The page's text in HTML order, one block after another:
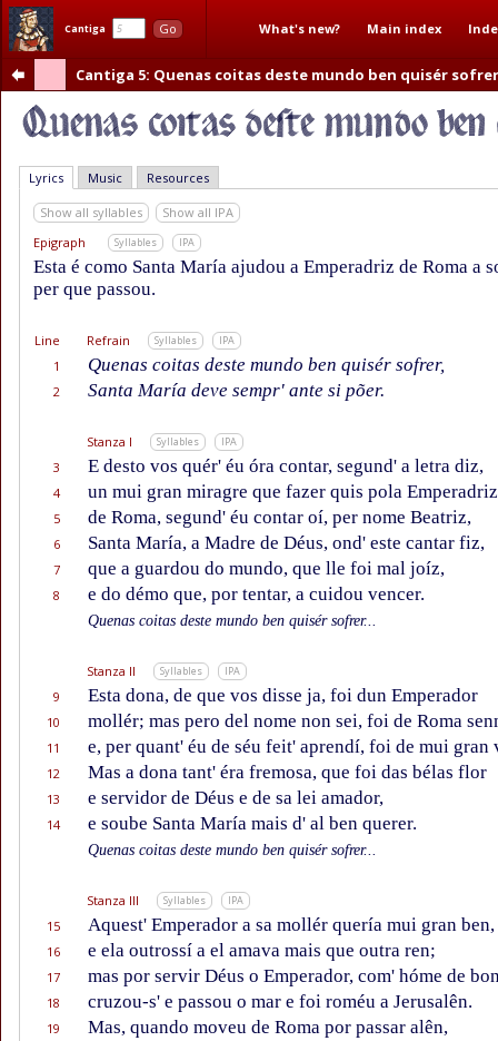
Cantiga Go What's new? Main index
Cantiga 5: Quenas coitas deste mundo ben quisér sofrer
Lyrics Music Resources
Show all syllables
Show all IPA
Epigraph
Syllables IPA
Esta é como Santa María ajudou a Emperadriz de Roma a
per que passou.
Line Refrain Syllables IPA
1 Quenas coitas deste mundo ben quisér sofrer,
2 Santa María deve sempr' ante si põer.
Stanza I Syllables IPA
3 E desto vos quér' éu óra contar, segund' a letra diz,
4 un mui gran miragre que fazer quis pola Emperadriz
5 de Roma, segund' éu contar oí, per nome Beatriz,
6 Santa María, a Madre de Déus, ond' este cantar fiz,
7 que a guardou do mundo, que lle foi mal joíz,
8 e do démo que, por tentar, a cuidou vencer.
Quenas coitas deste mundo ben quisér sofrer...
Stanza II Syllables IPA
9 Esta dona, de que vos disse ja, foi dun Emperador
10 mollér; mas pero del nome non sei, foi de Roma
11 e, per quant' éu de séu feit' aprendí, foi de mui gran
12 Mas a dona tant' éra fremosa, que foi das bélas flor
13 e servidor de Déus e de sa lei amador,
14 e soube Santa María mais d' al ben querer.
Quenas coitas deste mundo ben quisér sofrer...
Stanza III Syllables IPA
15 Aquest' Emperador a sa mollér quería mui gran ben,
16 e ela outrossí a el amava mais que outra ren;
17 mas por servir Déus o Emperador, com' hóme de
18 cruzou-s' e passou o mar e foi roméu a Jerusalên.
19 Mas, quando moveu de Roma por passar alên,